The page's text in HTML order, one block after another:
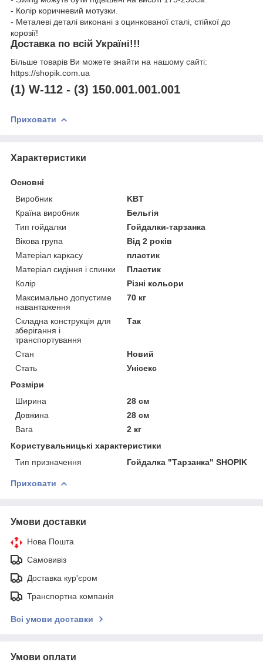
- Колір коричневий мотузки.
- Металеві деталі виконані з оцинкованої сталі, стійкої до
корозії!
Доставка по всій Україні!!!
Більше товарів Ви можете знайти на нашому сайті:
https://shopik.com.ua
(1) W-112 - (3) 150.001.001.001
Приховати
Характеристики
Основні
Виробник
KBT
Країна виробник
Бельгія
Тип гойдалки
Гойдалки-тарзанка
Вікова група
Від 2 років
Матеріал каркасу
пластик
Матеріал сидіння і спинки
Пластик
Колір
Різні кольори
Максимально допустиме
навантаження
70 кг
Складна конструкція для
зберігання і
транспортування
Так
Стан
Новий
Стать
Унісекс
Розміри
Ширина
28 см
Довжина
28 см
Вага
2 кг
Користувальницькі характеристики
Тип призначення
Гойдалка "Тарзанка" SHOPIK
Приховати
Умови доставки
Нова Пошта
Самовивіз
Доставка кур'єром
Транспортна компанія
Всі умови доставки
Умови оплати